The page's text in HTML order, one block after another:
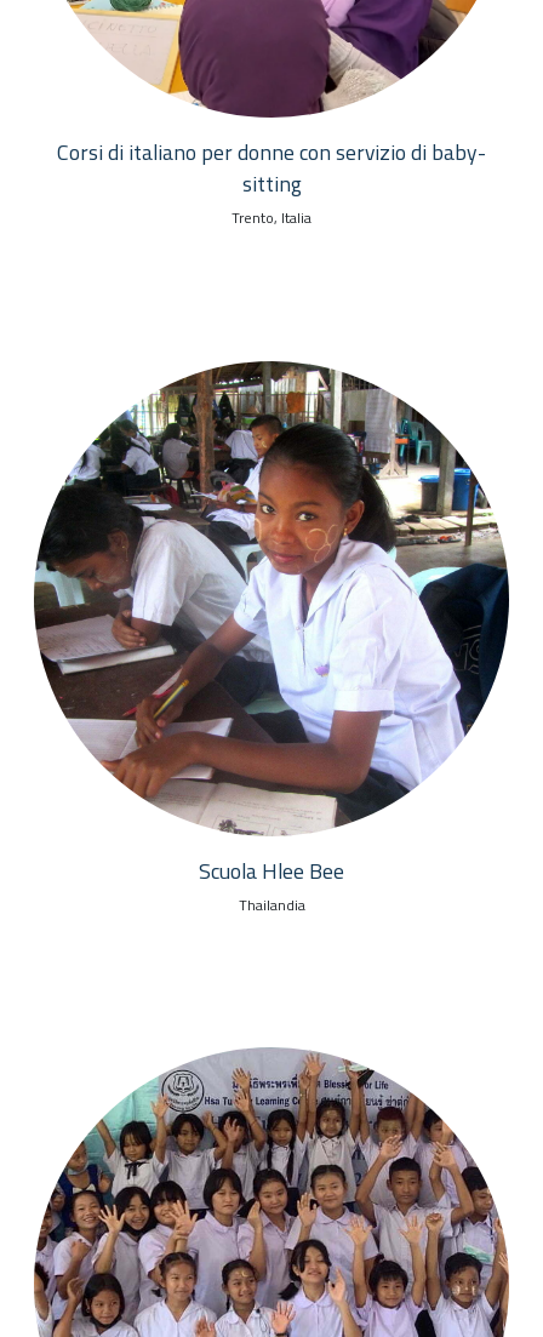
Corsi di italiano per donne con servizio di baby-
sitting
Trento, Italia
Scuola Hlee Bee
Thailandia